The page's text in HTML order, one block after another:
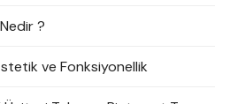
?
ve Fonksiyonellik